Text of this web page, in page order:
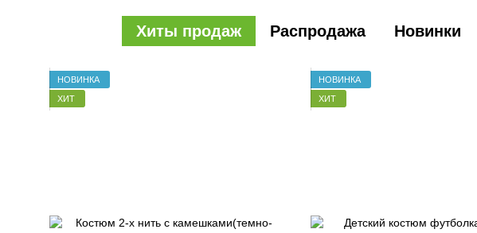
Хиты продаж Распродажа Новинки
НОВИНКА
ХИТ
НОВИНКА
ХИТ